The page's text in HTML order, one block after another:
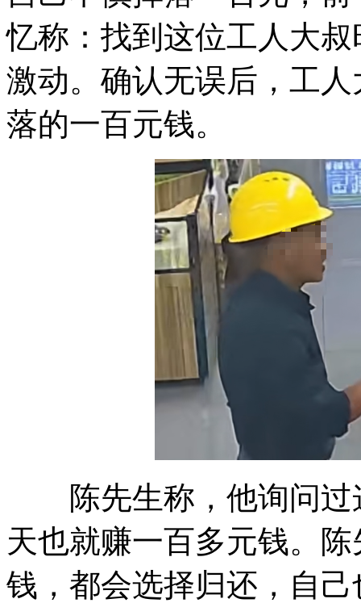
忆称：找到这位工人大
激动。确认无误后，工
落的一百元钱。
陈先生称，他询问过
天也就赚一百多元钱。
钱，都会选择归还，自